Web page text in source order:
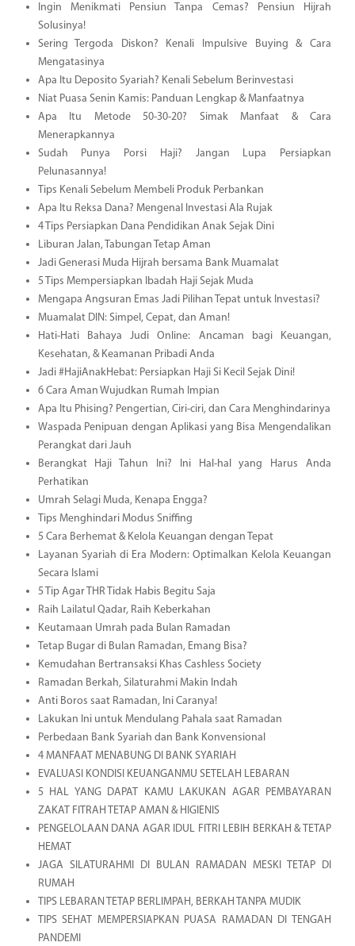
Ingin Menikmati Pensiun Tanpa Cemas? Pensiun Hijrah
Solusinya!
Sering Tergoda Diskon? Kenali Impulsive Buying & Cara
Mengatasinya
Apa Itu Deposito Syariah? Kenali Sebelum Berinvestasi
Niat Puasa Senin Kamis: Panduan Lengkap & Manfaatnya
Apa Itu Metode 50-30-20? Simak Manfaat & Cara
Menerapkannya
Sudah Punya Porsi Haji? Jangan Lupa Persiapkan
Pelunasannya!
Tips Kenali Sebelum Membeli Produk Perbankan
Apa Itu Reksa Dana? Mengenal Investasi Ala Rujak
4 Tips Persiapkan Dana Pendidikan Anak Sejak Dini
Liburan Jalan, Tabungan Tetap Aman
Jadi Generasi Muda Hijrah bersama Bank Muamalat
5 Tips Mempersiapkan Ibadah Haji Sejak Muda
Mengapa Angsuran Emas Jadi Pilihan Tepat untuk Investasi?
Muamalat DIN: Simpel, Cepat, dan Aman!
Hati-Hati Bahaya Judi Online: Ancaman bagi Keuangan,
Kesehatan, & Keamanan Pribadi Anda
Jadi #HajiAnakHebat: Persiapkan Haji Si Kecil Sejak Dini!
6 Cara Aman Wujudkan Rumah Impian
Apa Itu Phising? Pengertian, Ciri-ciri, dan Cara Menghindarinya
Waspada Penipuan dengan Aplikasi yang Bisa Mengendalikan
Perangkat dari Jauh
Berangkat Haji Tahun Ini? Ini Hal-hal yang Harus Anda
Perhatikan
Umrah Selagi Muda, Kenapa Engga?
Tips Menghindari Modus Sniffing
5 Cara Berhemat & Kelola Keuangan dengan Tepat
Layanan Syariah di Era Modern: Optimalkan Kelola Keuangan
Secara Islami
5 Tip Agar THR Tidak Habis Begitu Saja
Raih Lailatul Qadar, Raih Keberkahan
Keutamaan Umrah pada Bulan Ramadan
Tetap Bugar di Bulan Ramadan, Emang Bisa?
Kemudahan Bertransaksi Khas Cashless Society
Ramadan Berkah, Silaturahmi Makin Indah
Anti Boros saat Ramadan, Ini Caranya!
Lakukan Ini untuk Mendulang Pahala saat Ramadan
Perbedaan Bank Syariah dan Bank Konvensional
4 MANFAAT MENABUNG DI BANK SYARIAH
EVALUASI KONDISI KEUANGANMU SETELAH LEBARAN
5 HAL YANG DAPAT KAMU LAKUKAN AGAR PEMBAYARAN
ZAKAT FITRAH TETAP AMAN & HIGIENIS
PENGELOLAAN DANA AGAR IDUL FITRI LEBIH BERKAH & TETAP
HEMAT
JAGA SILATURAHMI DI BULAN RAMADAN MESKI TETAP DI
RUMAH
TIPS LEBARAN TETAP BERLIMPAH, BERKAH TANPA MUDIK
TIPS SEHAT MEMPERSIAPKAN PUASA RAMADAN DI TENGAH
PANDEMI